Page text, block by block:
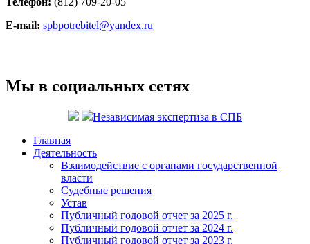
E-mail: spbpotrebitel@yandex.ru
Мы в социальных сетях
Независимая экспертиза в СПБ
Главная
Деятельность
Взаимодействие с органами государственной
власти
Судебные решения
Устав
Публичный годовой отчет за 2025 г.
Публичный годовой отчет за 2024 г.
Публичный годовой отчет за 2023 г.